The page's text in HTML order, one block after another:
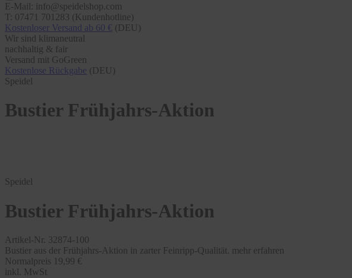
E-Mail: info@speidelshop.com
T: 07471 701283 (Kundenhotline)
Kostenloser Versand ab 60 € (DEU)
Wir sind klimaneutral
nachhaltig & fair
Versand mit GoGreen
Kostenlose Rückgabe (DEU)
Speidel
Bustier Frühjahrs-Aktion
Speidel
Bustier Frühjahrs-Aktion
Artikel-Nr. 32874-100
Bustier aus der Frühjahrs-Aktion in zarter Feinripp-Qualität. mehr erfahren
Normalpreis 19,99 €
inkl. MwSt